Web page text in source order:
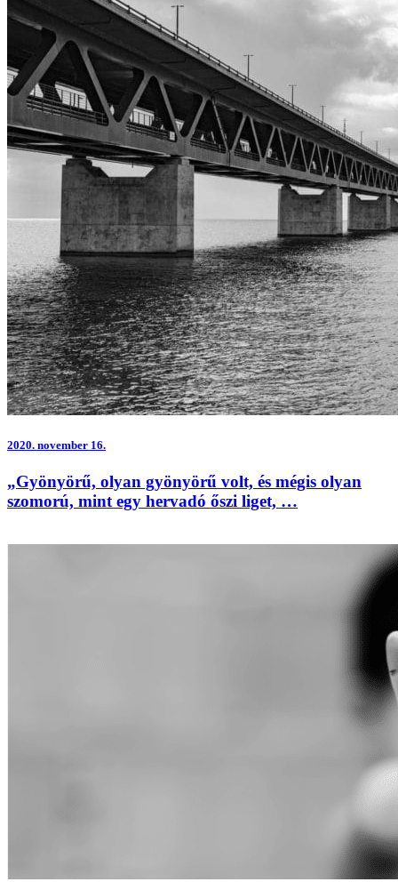
2020. november 16.
„Gyönyörű, olyan gyönyörű volt, és mégis olyan
szomorú, mint egy hervadó őszi liget, …